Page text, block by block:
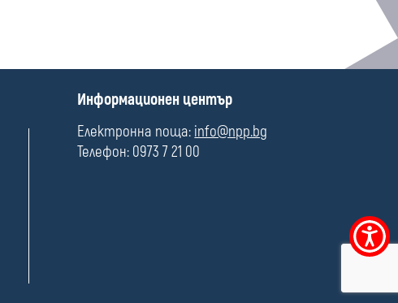
Меню
за
П
л
е
Информационен център
Електронна поща: info@npp.bg
Телефон: 0973 7 21 00